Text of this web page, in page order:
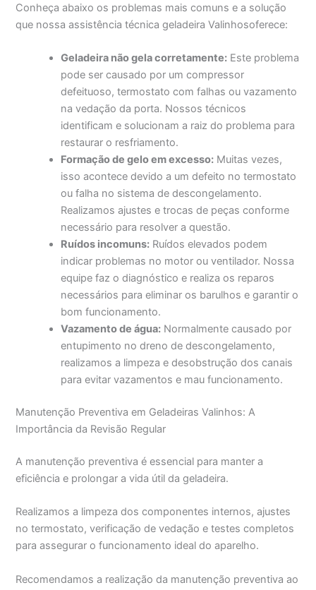
Conheça abaixo os problemas mais comuns e a solução
que nossa assistência técnica geladeira Valinhosoferece:
Geladeira não gela corretamente: Este problema
pode ser causado por um compressor
defeituoso, termostato com falhas ou vazamento
na vedação da porta. Nossos técnicos
identificam e solucionam a raiz do problema para
restaurar o resfriamento.
Formação de gelo em excesso: Muitas vezes,
isso acontece devido a um defeito no termostato
ou falha no sistema de descongelamento.
Realizamos ajustes e trocas de peças conforme
necessário para resolver a questão.
Ruídos incomuns: Ruídos elevados podem
indicar problemas no motor ou ventilador. Nossa
equipe faz o diagnóstico e realiza os reparos
necessários para eliminar os barulhos e garantir o
bom funcionamento.
Vazamento de água: Normalmente causado por
entupimento no dreno de descongelamento,
realizamos a limpeza e desobstrução dos canais
para evitar vazamentos e mau funcionamento.
Manutenção Preventiva em Geladeiras Valinhos: A
Importância da Revisão Regular
A manutenção preventiva é essencial para manter a
eficiência e prolongar a vida útil da geladeira.
Realizamos a limpeza dos componentes internos, ajustes
no termostato, verificação de vedação e testes completos
para assegurar o funcionamento ideal do aparelho.
Recomendamos a realização da manutenção preventiva ao